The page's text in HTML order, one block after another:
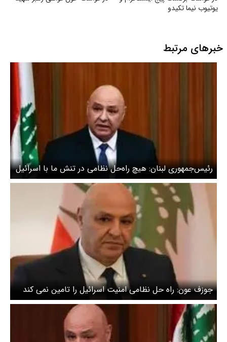
یوتیوب نیما تکیدو
خبرهای مرتبط
رئیس‌جمهوری لبنان: هیچ راه‌حل نظامی در تنش ما با اسرائیل
وجود ندارد
جوزف عون: راه حل نظامی امنیت اسرائیل را تامین نمی کند